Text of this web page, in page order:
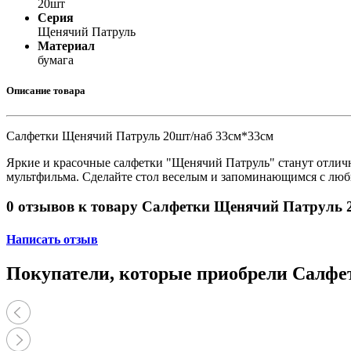
20шт
Серия
Щенячий Патруль
Материал
бумага
Описание товара
Салфетки Щенячий Патруль 20шт/наб 33см*33см
Яркие и красочные салфетки "Щенячий Патруль" станут
мультфильма. Сделайте стол веселым и запоминающимся с
0 отзывов к товару Салфетки Щенячий Патруль
Написать отзыв
Покупатели, которые приобрели